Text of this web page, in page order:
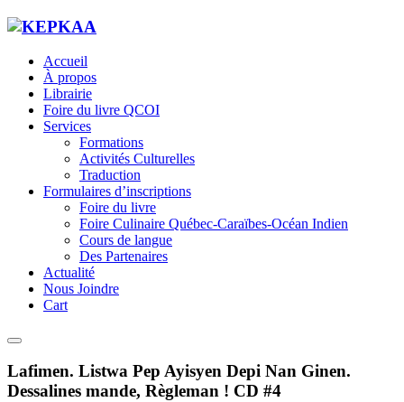
Accueil
À propos
Librairie
Foire du livre QCOI
Services
Formations
Activités Culturelles
Traduction
Formulaires d’inscriptions
Foire du livre
Foire Culinaire Québec-Caraïbes-Océan Indien
Cours de langue
Des Partenaires
Actualité
Nous Joindre
Cart
Lafimen. Listwa Pep Ayisyen Depi Nan Ginen.
Dessalines mande, Règleman ! CD #4